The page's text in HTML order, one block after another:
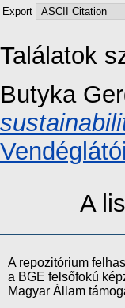
Export
Találatok
Butyka
A
A repozitórium
a BGE felsőfokú
Magyar Állam